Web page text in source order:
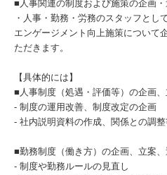
■人事関連の制度および施策の企画・
・人事・勤務・労務のスタッフとし
エンゲージメント向上施策について
ただきます。
【具体的には】
■人事制度（処遇・評価等）の企
- 制度の運用改善、制度改定の企
- 社内説明資料の作成、関係との調
■勤務制度（働き方）の企画、立案
- 制度や勤務ルールの見直し